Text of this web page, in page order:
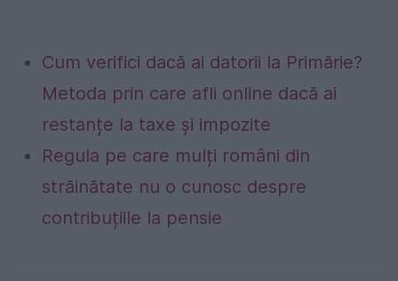
Cum verifici dacă ai datorii la Primărie?
Metoda prin care afli online dacă ai
restanțe la taxe și impozite
Regula pe care mulți români din
străinătate nu o cunosc despre
contribuțiile la pensie